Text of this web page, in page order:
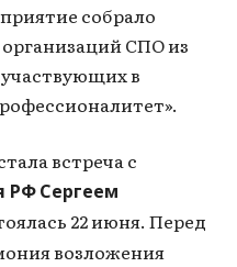
собрало
СПО из
в
встреча с
РФСергеем
22 июня. Перед
возложения